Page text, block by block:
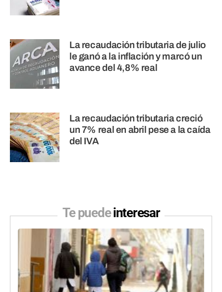
La recaudación tributaria de julio
le ganó a la inflación y marcó un
avance del 4,8% real
La recaudación tributaria creció
un 7% real en abril pese a la caída
del IVA
Te puedeinteresar